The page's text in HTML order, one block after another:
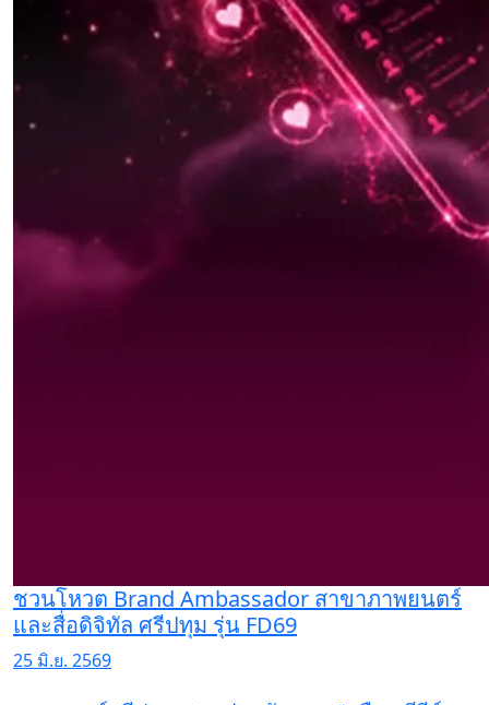
ชวนโหวต Brand Ambassador สาขาภาพยนตร์
และสื่อดิจิทัล ศรีปทุม รุ่น FD69
25 มิ.ย. 2569